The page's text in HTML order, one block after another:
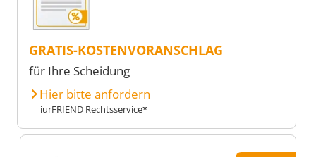
GRATIS-KOSTENVORANSCHLAG
für Ihre Scheidung
Hier bitte anfordern
iurFRIEND Rechtsservice*